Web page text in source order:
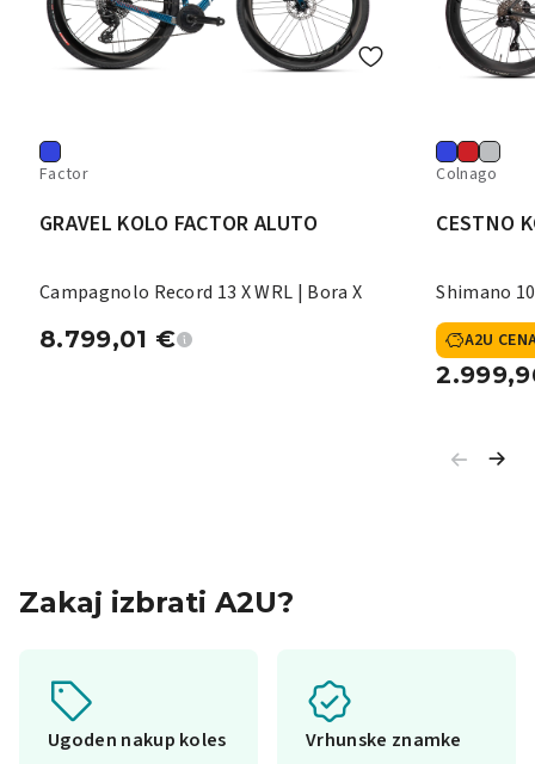
Factor
GRAVEL KOLO FACTOR ALUTO
Campagnolo Record 13 X WRL | Bora X
8.799,01 €
Colnago
CESTNO
Shimano
A2U
Zakaj izbrati A2U?
Ugoden nakup koles Vrhunske znamke